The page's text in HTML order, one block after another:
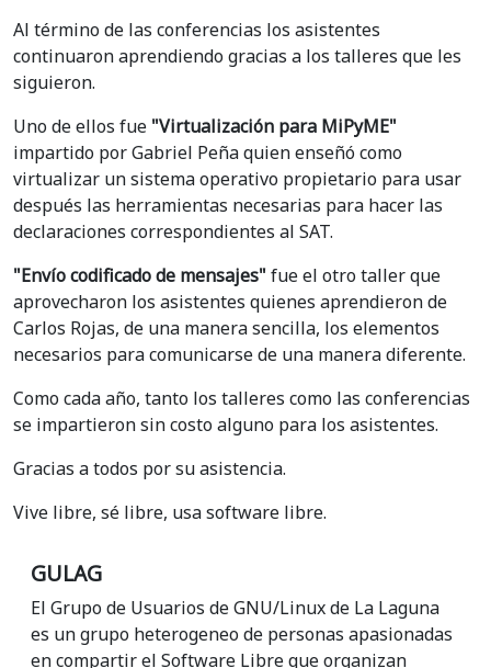
Al término de las conferencias los asistentes
continuaron aprendiendo gracias a los talleres que les
siguieron.
Uno de ellos fue "Virtualización para MiPyME"
impartido por Gabriel Peña quien enseñó como
virtualizar un sistema operativo propietario para usar
después las herramientas necesarias para hacer las
declaraciones correspondientes al SAT.
"Envío codificado de mensajes" fue el otro taller que
aprovecharon los asistentes quienes aprendieron de
Carlos Rojas, de una manera sencilla, los elementos
necesarios para comunicarse de una manera diferente.
Como cada año, tanto los talleres como las conferencias
se impartieron sin costo alguno para los asistentes.
Gracias a todos por su asistencia.
Vive libre, sé libre, usa software libre.
GULAG
El Grupo de Usuarios de GNU/Linux de La Laguna
es un grupo heterogeneo de personas apasionadas
en compartir el Software Libre que organizan